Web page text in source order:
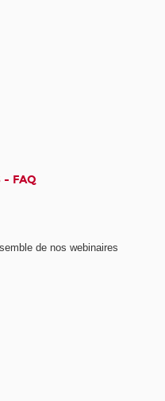
- FAQ
de nos webinaires